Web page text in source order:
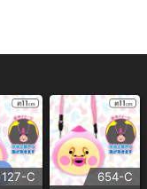
127-C 654-C